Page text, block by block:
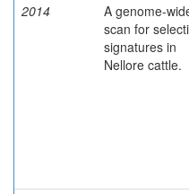
2014
A genome-
scan for
signatures in
Nellore cattle.